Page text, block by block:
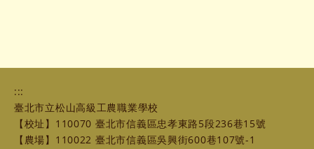
:::
臺北市立松山高級工農職業學校
【校址】110070 臺北市信義區忠孝東路5段236巷15號
【農場】110022 臺北市信義區吳興街600巷107號-1